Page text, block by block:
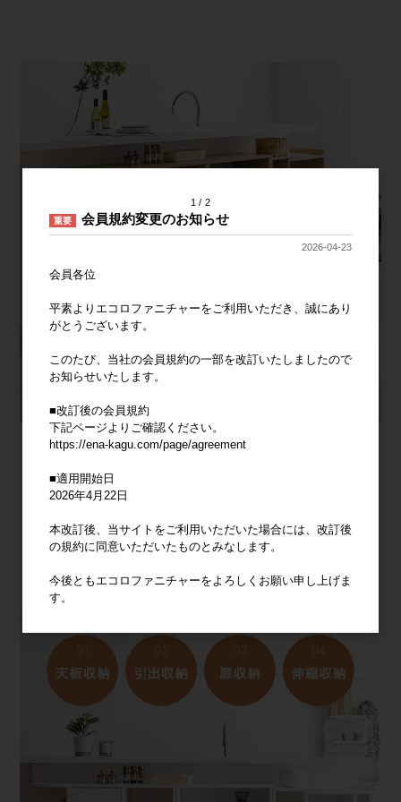
1 2
重要 会員規約変更のお知らせ
2026-04-23
会員各位
平素よりエコロファニチャーをご利用いただき、誠にあり
がとうございます。
このたび、当社の会員規約の一部を改訂いたしましたので
お知らせいたします。
■改訂後の会員規約
下記ページよりご確認ください。
https://ena-kagu.com/page/agreement
■適用開始日
2026年4月22日
本改訂後、当サイトをご利用いただいた場合には、改訂後
の規約に同意いただいたものとみなします。
今後ともエコロファニチャーをよろしくお願い申し上げま
す。